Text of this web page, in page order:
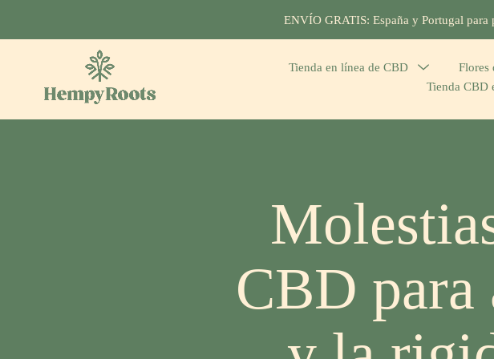
ENVÍO GRATIS: España y Portugal para
HempyRoots
Tienda en línea de CBD
Menu
Toggle
Flores
Tienda CBD
CBD